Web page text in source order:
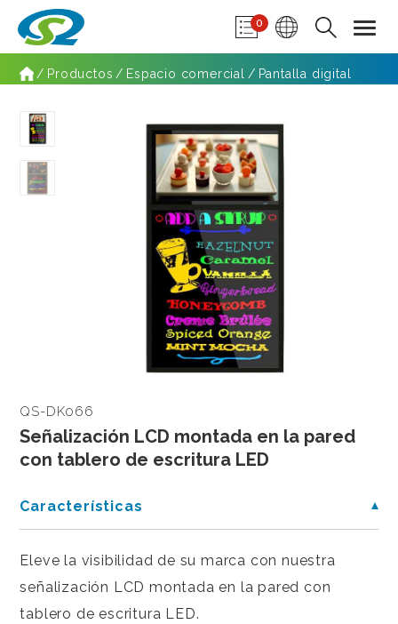
0
Productos Espacio comercial Pantalla digital
QS-DK066
Señalización LCD montada en la pared
con tablero de escritura LED
Características
Eleve la visibilidad de su marca con nuestra
señalización LCD montada en la pared con
tablero de escritura LED.